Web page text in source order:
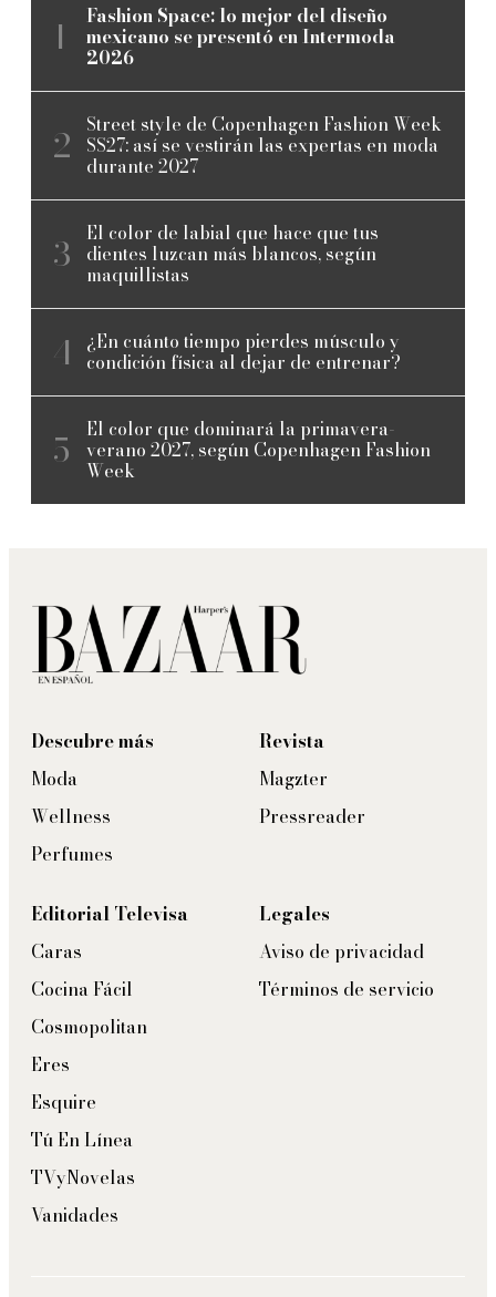
Fashion Space: lo mejor del diseño
mexicano se presentó en Intermoda
2026
Street style de Copenhagen Fashion Week
SS27: así se vestirán las expertas en moda
durante 2027
El color de labial que hace que tus
dientes luzcan más blancos, según
maquillistas
¿En cuánto tiempo pierdes músculo y
condición física al dejar de entrenar?
El color que dominará la primavera-
verano 2027, según Copenhagen Fashion
Week
Descubre más
Moda
Wellness
Perfumes
Revista
Magzter
Pressreader
Editorial Televisa
Caras
Cocina Fácil
Cosmopolitan
Eres
Esquire
Tú En Línea
TVyNovelas
Vanidades
Legales
Aviso de privacidad
Términos de servicio